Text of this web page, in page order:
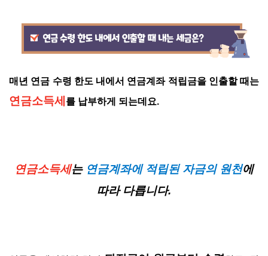
매년 연금 수령 한도 내에서 연금계좌 적립금을 인출할 때는
연금소득세 를 납부하게 되는데요.
연금소득세는 연금계좌에 적립된 자금의 원천에
따라 다릅니다.